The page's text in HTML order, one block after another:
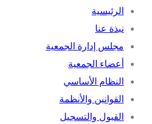
الرئيسية
نبذة عنا
مجلس إدارة الجمعية
أعضاء الجمعية
النظام الأساسي
القوانين والأنظمة
القبول والتسجيل